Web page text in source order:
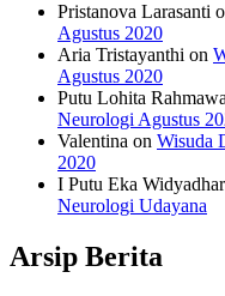
Pristanova Larasanti
Agustus 2020
Aria Tristayanthi on
Agustus 2020
Putu Lohita
Neurologi Agustus
Valentina on Wisuda
2020
I Putu Eka
Neurologi Udayana
Arsip Berita